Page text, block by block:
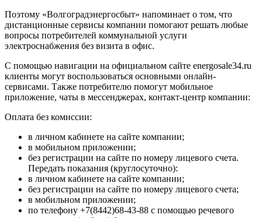
Поэтому «Волгоградэнергосбыт» напоминает о том, что
дистанционные сервисы компании помогают решать любые
вопросы потребителей коммунальной услуги
электроснабжения без визита в офис.
C помощью навигации на официальном сайте energosale34.ru
клиенты могут воспользоваться основными онлайн-
сервисами. Также потребителю помогут мобильное
приложение, чаты в мессенджерах, контакт-центр компании:
Оплата без комиссии:
в личном кабинете на сайте компании;
в мобильном приложении;
без регистрации на сайте по номеру лицевого счета.
Передать показания (круглосуточно):
в личном кабинете на сайте компании;
без регистрации на сайте по номеру лицевого счета;
в мобильном приложении;
по телефону +7(8442)68-43-88 с помощью речевого